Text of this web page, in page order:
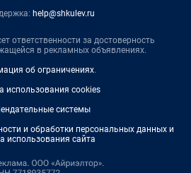
help@shkulev.ru
ответственности за достоверность
в рекламных объявлениях.
об ограничениях.
использования cookies
системы
и обработки персональных данных и
использования сайта